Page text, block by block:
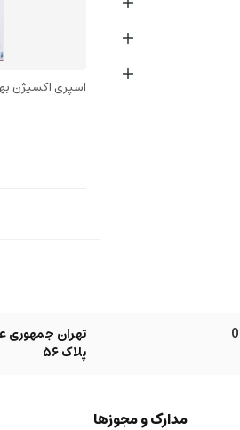
اسپری اکسیژن
تهران جمهوری
پلاک ۵۶
مدارک و مجوزها